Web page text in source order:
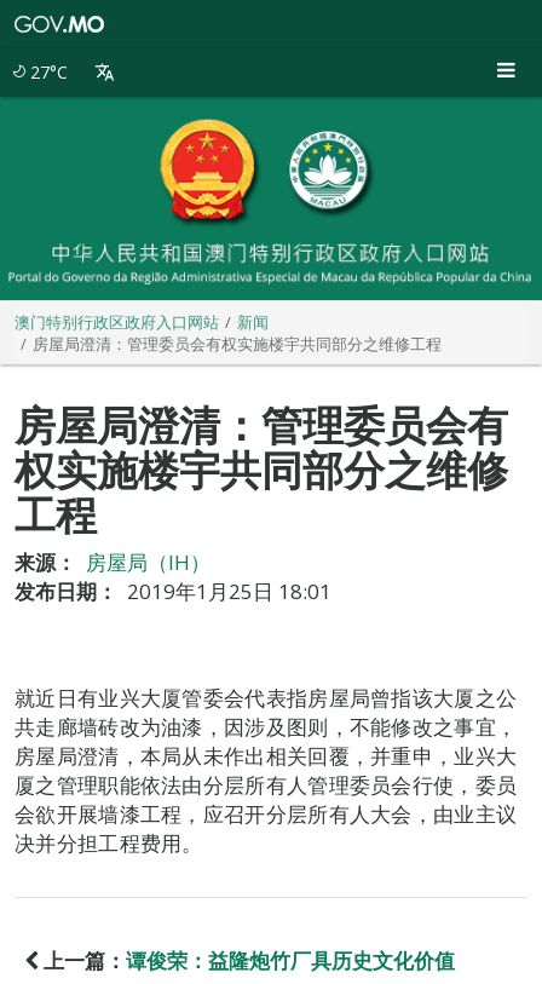
27°C
澳门特别行政区政府入口网站
新闻
房屋局澄清：管理委员会有权实施楼宇共同部分之维修工程
房屋局澄清：管理委员会有
权实施楼宇共同部分之维修
工程
来源：
房屋局（IH）
发布日期：
2019年1月25日 18:01
就近日有业兴大厦管委会代表指房屋局曾指该大厦之公
共走廊墙砖改为油漆，因涉及图则，不能修改之事宜，
房屋局澄清，本局从未作出相关回覆，并重申，业兴大
厦之管理职能依法由分层所有人管理委员会行使，委员
会欲开展墙漆工程，应召开分层所有人大会，由业主议
决并分担工程费用。
上一篇： 谭俊荣：益隆炮竹厂具历史文化价值